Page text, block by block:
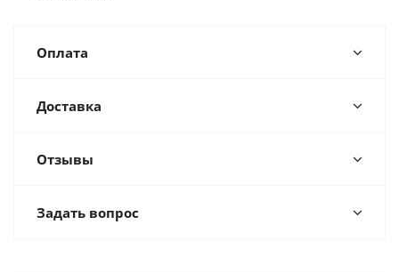
Оплата
Доставка
Отзывы
Задать вопрос